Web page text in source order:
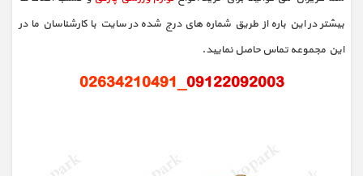
بیشتر در این باره از طریق شماره های درج شده در سایت با کارشناسان ما در
این مجموعه تماس حاصل نمایید.
09122092003
_02634210491